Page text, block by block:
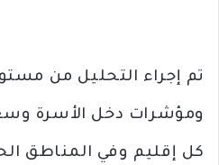
تم إجراء التحليل من
ومؤشرات دخل الأسرة
كل إقليم وفي المناطق